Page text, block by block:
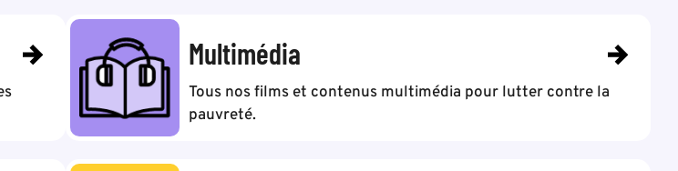
Multimédia
Tous nos films et contenus multimédia pour lutter contre la
pauvreté.